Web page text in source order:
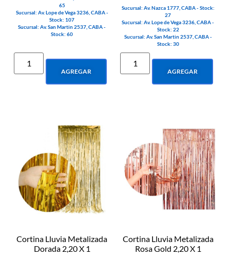
65
Sucursal: Av. Lope de Vega 3236, CABA -
Stock: 107
Sucursal: Av. San Martin 2537, CABA -
Stock: 60
AGREGAR
Sucursal: Av. Nazca 1777, CABA - Stock:
27
Sucursal: Av. Lope de Vega 3236, CABA -
Stock: 22
Sucursal: Av. San Martin 2537, CABA -
Stock: 30
AGREGAR
Cortina Lluvia Metalizada
Dorada 2,20 X 1
Cortina Lluvia Metalizada
Rosa Gold 2,20 X 1